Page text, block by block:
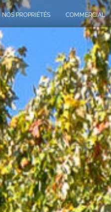
NOS PROPRIÉTÉS COMMERCIAL